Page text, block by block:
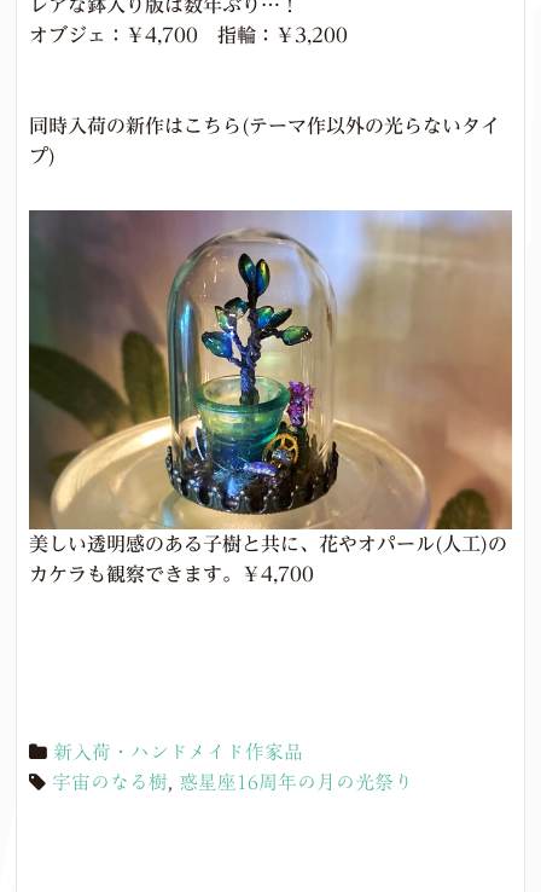
レアな鉢入り版は数年ぶり…！
オブジェ：￥4,700 指輪：￥3,200
同時入荷の新作はこちら(テーマ作以外の光らないタイ
プ)
美しい透明感のある子樹と共に、花やオパール(人工)の
カケラも観察できます。￥4,700
新入荷・ハンドメイド作家品
宇宙のなる樹
惑星座16周年の月の光祭り